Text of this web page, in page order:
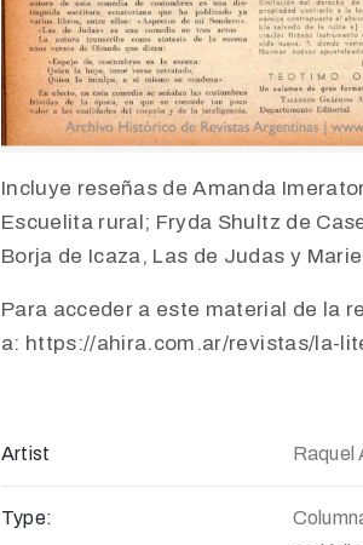
Incluye reseñas de Amanda
Escuelita rural; Fryda Shultz de
Borja de Icaza, Las de Judas y
Para acceder a este material de la
a: https://ahira.com.ar/revistas/la-
Artist Raquel
Type: